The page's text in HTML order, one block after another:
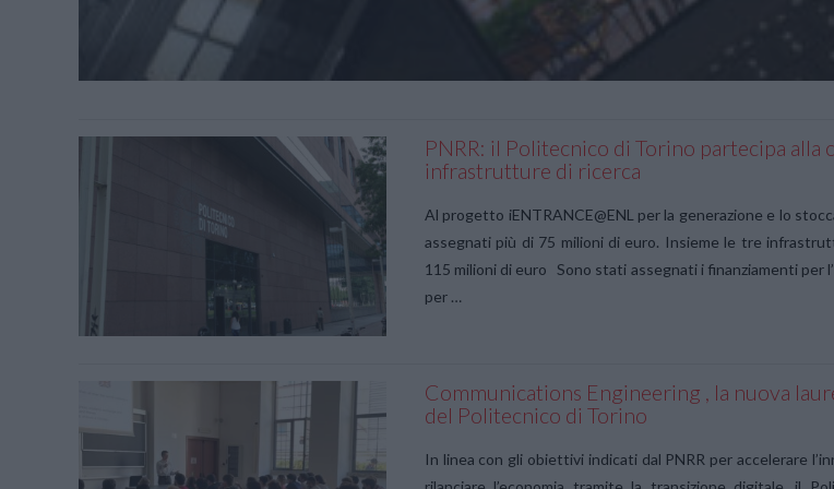
PNRR: il Politecnico di Torino partecipa alla
infrastrutture di ricerca
Al progetto iENTRANCE@ENL per la generazione e lo
assegnati più di 75 milioni di euro. Insieme le tre
115 milioni di euro Sono stati assegnati i finanziamenti per
per …
Communications Engineering , la nuova
del Politecnico di Torino
In linea con gli obiettivi indicati dal PNRR per accelerare